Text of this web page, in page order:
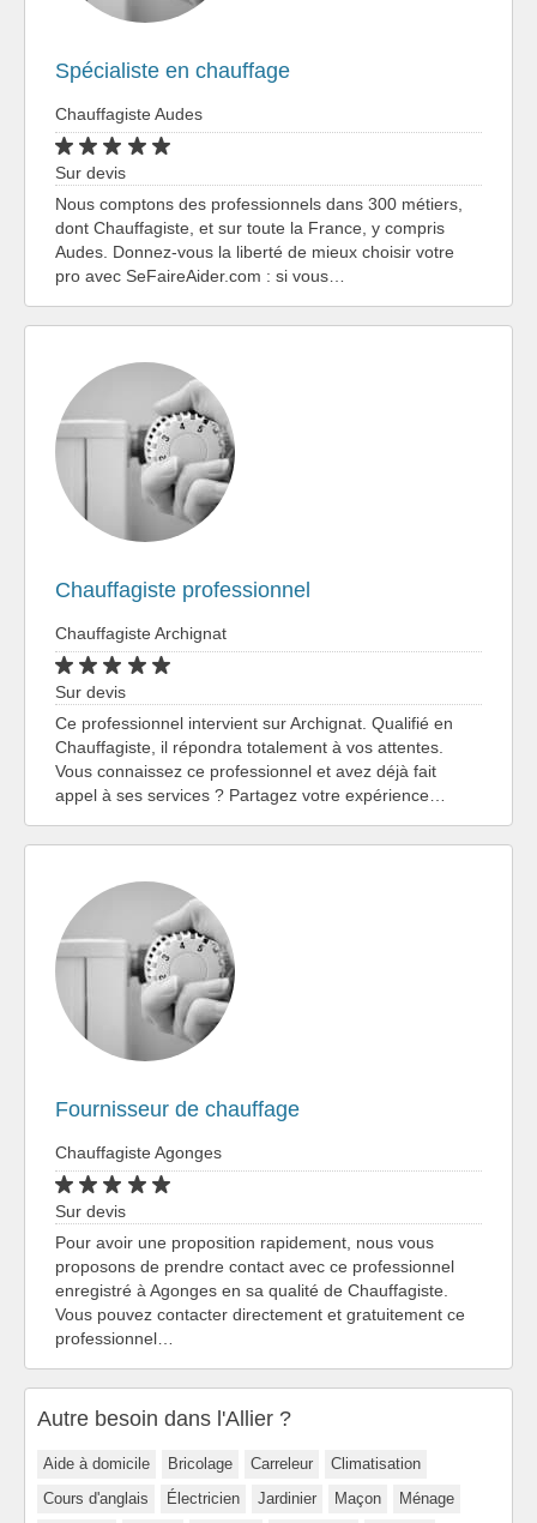
Spécialiste en chauffage
Chauffagiste Audes
Sur devis
Nous comptons des professionnels dans 300 métiers,
dont Chauffagiste, et sur toute la France, y compris
Audes. Donnez-vous la liberté de mieux choisir votre
pro avec SeFaireAider.com : si vous…
Chauffagiste professionnel
Chauffagiste Archignat
Sur devis
Ce professionnel intervient sur Archignat. Qualifié en
Chauffagiste, il répondra totalement à vos attentes.
Vous connaissez ce professionnel et avez déjà fait
appel à ses services ? Partagez votre expérience…
Fournisseur de chauffage
Chauffagiste Agonges
Sur devis
Pour avoir une proposition rapidement, nous vous
proposons de prendre contact avec ce professionnel
enregistré à Agonges en sa qualité de Chauffagiste.
Vous pouvez contacter directement et gratuitement ce
professionnel…
Autre besoin dans l'Allier ?
Aide à domicile Bricolage Carreleur
Climatisation
Cours d'anglais
Électricien Jardinier Maçon
Ménage